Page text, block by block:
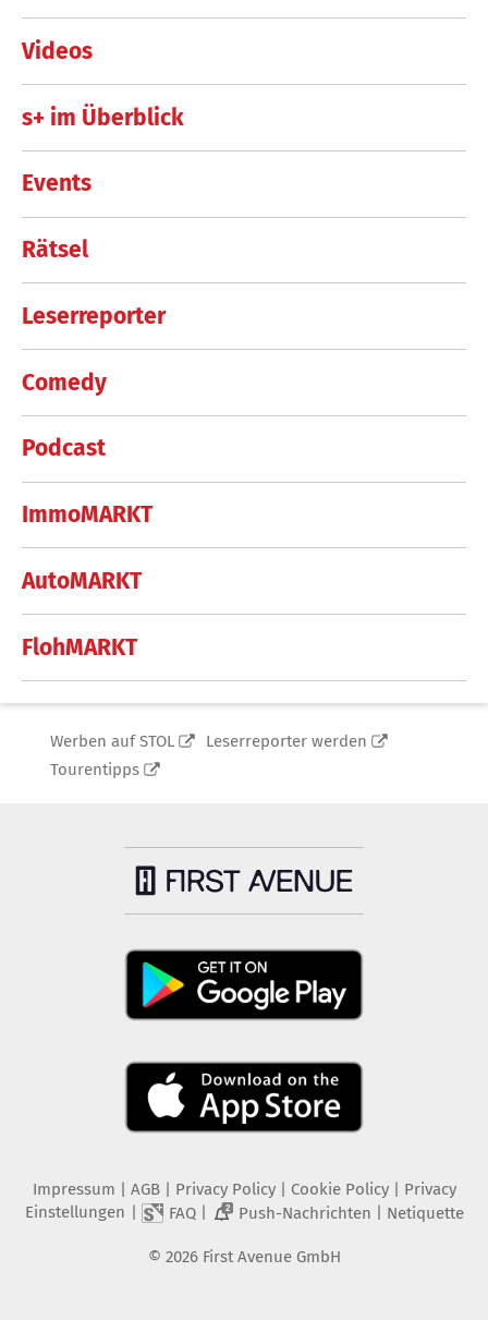
Videos
s+ im Überblick
Events
Rätsel
Leserreporter
Comedy
Podcast
ImmoMARKT
AutoMARKT
FlohMARKT
Werben auf STOL
Leserreporter werden
Tourentipps
Impressum | AGB | Privacy Policy| Cookie Policy| Privacy
Einstellungen | FAQ| 2 Push-Nachrichten | Netiquette
© 2026 First Avenue GmbH